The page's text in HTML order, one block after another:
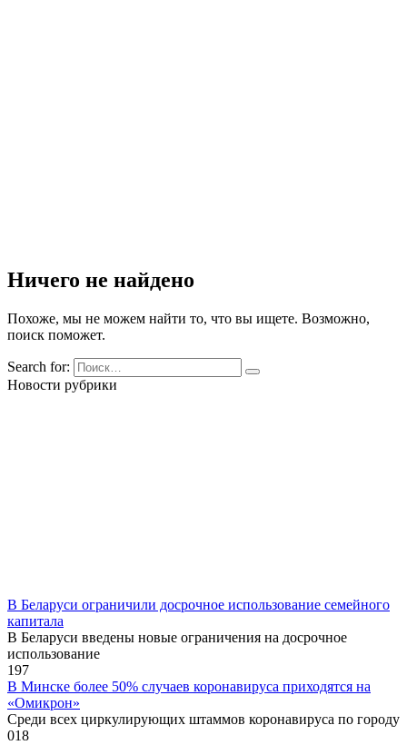
Ничего не найдено
Похоже, мы не можем найти то, что вы ищете. Возможно,
поиск поможет.
Search for:
Новости рубрики
В Беларуси ограничили досрочное использование семейного
капитала
В Беларуси введены новые ограничения на досрочное
использование
197
В Минске более 50% случаев коронавируса приходятся на
«Омикрон»
Среди всех циркулирующих штаммов коронавируса по городу
018